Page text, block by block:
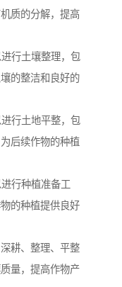
质的分解，提高
行土壤整理，包
的整洁和良好的
行土地平整，包
后续作物的种植
行种植准备工
的种植提供良好
耕、整理、平整
量，提高作物产